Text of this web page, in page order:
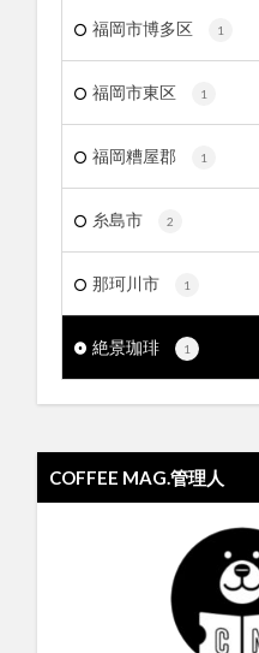
福岡市博多区 1
福岡市東区 1
福岡糟屋郡 1
糸島市 2
那珂川市 1
絶景珈琲 1
COFFEE MAG.管理人